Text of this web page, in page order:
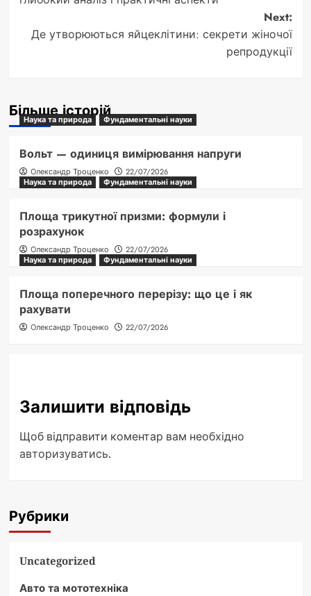
Next:
Де утворюються яйцеклітини: секрети жіночої
репродукції
Більше історій
Наука та природа Фундаментальні науки
Вольт — одиниця вимірювання напруги
Олександр Троценко
22/07/2026
Наука та природа
Фундаментальні науки
Площа трикутної призми: формули і
розрахунок
Олександр Троценко
22/07/2026
Наука та природа
Фундаментальні науки
Площа поперечного перерізу: що це і як
рахувати
Олександр Троценко 22/07/2026
Залишити відповідь
Щоб відправити коментар вам необхідно
авторизуватись.
Рубрики
Uncategorized
Авто та мототехніка